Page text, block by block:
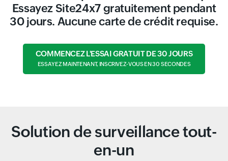
Essayez Site24x7 gratuitement pendant
30 jours. Aucune carte de crédit requise.
COMMENCEZ L'ESSAI GRATUIT DE 30 JOURS
ESSAYEZ MAINTENANT, INSCRIVEZ-VOUS EN 30 SECONDES
Solution de surveillance tout-
en-un